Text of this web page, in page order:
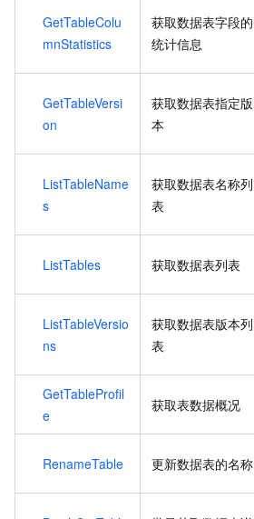
GetTableColu
mnStatistics
获取数据表字段的
统计信息
GetTableVersi
on
获取数据表指定版
本
ListTableName
s
获取数据表名称列
表
ListTables 获取数据表列表
ListTableVersio
ns
获取数据表版本列
表
GetTableProfil
e
获取表数据概况
RenameTable 更新数据表的名称